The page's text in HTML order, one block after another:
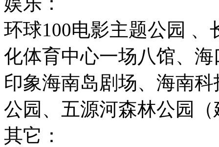
环球100电影主题公园 、
化体育中心一场八馆、
印象海南岛剧场、海南
公园、五源河森林公园
其它：